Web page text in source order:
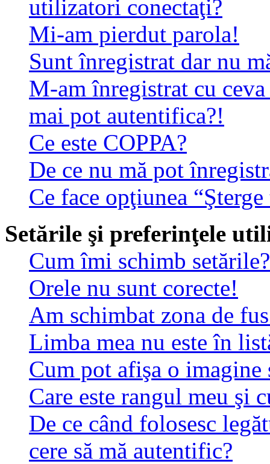
utilizatori conectaţi?
Mi-am pierdut parola!
Sunt înregistrat dar nu
M-am înregistrat cu
mai pot autentifica?!
Ce este COPPA?
De ce nu mă pot
Ce face opţiunea
Setările şi preferinţele
Cum îmi schimb setările?
Orele nu sunt corecte!
Am schimbat zona de
Limba mea nu este în
Cum pot afişa o
Care este rangul meu şi
De ce când folosesc
cere să mă autentific?